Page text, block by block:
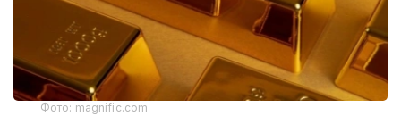
Фото: magnific.com